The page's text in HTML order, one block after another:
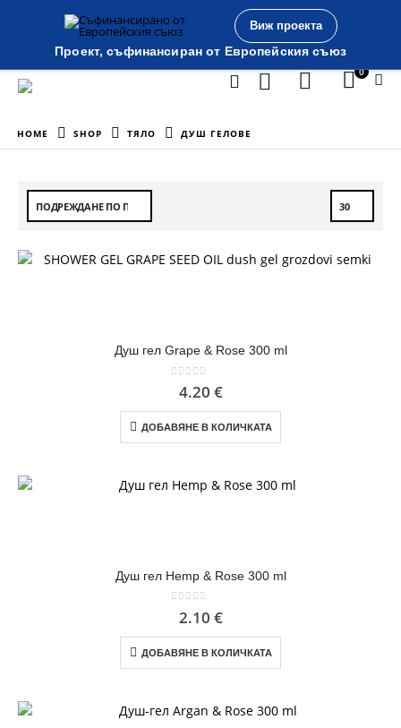
Проект, съфинансиран от Европейския съюз
Виж проекта
0
HOME SHOP ТЯЛО ДУШ ГЕЛОВЕ
Душ гел Grape & Rose 300 ml
out of 5
4.20 €
ДОБАВЯНЕ В КОЛИЧКАТА
Душ гел Hemp & Rose 300 ml
out of 5
2.10 €
ДОБАВЯНЕ В КОЛИЧКАТА